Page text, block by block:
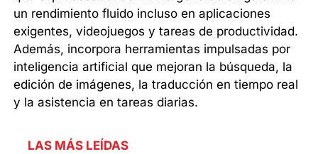
un rendimiento fluido incluso en aplicaciones
exigentes, videojuegos y tareas de productividad.
Además, incorpora herramientas impulsadas por
inteligencia artificial que mejoran la búsqueda, la
edición de imágenes, la traducción en tiempo real
y la asistencia en tareas diarias.
LAS MÁS LEÍDAS